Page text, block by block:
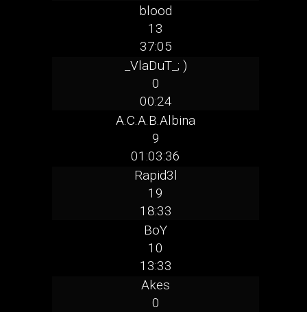
blood
13
37:05
_VlaDuT_; )
0
00:24
A.C.A.B.Albina
9
01:03:36
Rapid3l
19
18:33
BoY
10
13:33
Akes
0